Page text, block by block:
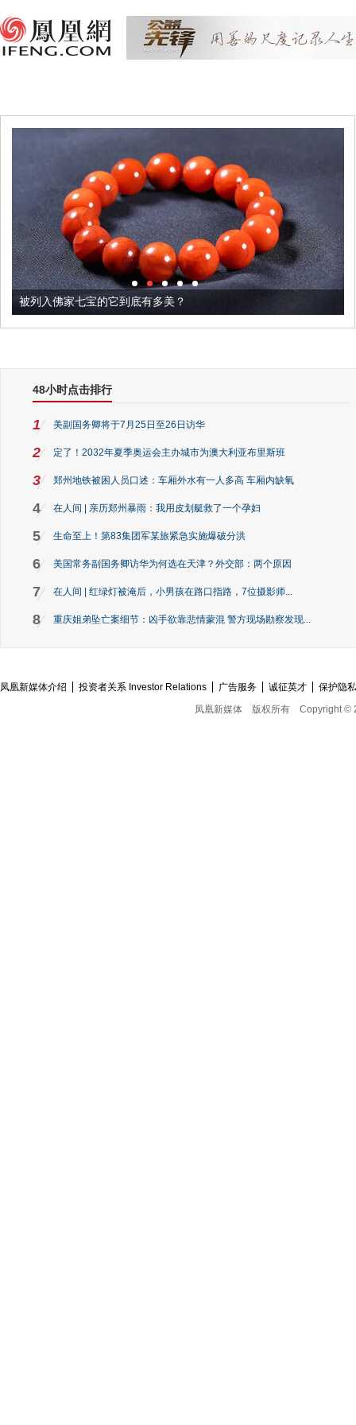
被列入佛家七宝的它到底有多美？
48小时点击排行
1 美副国务卿将于7月25日至26日访华
2 定了！2032年夏季奥运会主办城市为澳大利亚布里斯班
3 郑州地铁被困人员口述：车厢外水有一人多高 车厢内缺氧
4 在人间 | 亲历郑州暴雨：我用皮划艇救了一个孕妇
5 生命至上！第83集团军某旅紧急实施爆破分洪
6 美国常务副国务卿访华为何选在天津？外交部：两个原因
7 在人间 | 红绿灯被淹后，小男孩在路口指路，7位摄影师...
8 重庆姐弟坠亡案细节：凶手欲靠悲情蒙混 警方现场勘察发现...
凤凰新媒体介绍 投资者关系 Investor Relations 广告服务 诚征英才
保护隐
凤凰新媒体
版权所有 Copyright ©